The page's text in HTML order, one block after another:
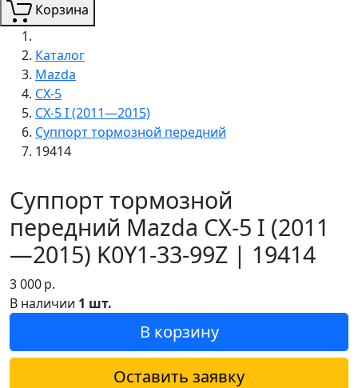
Корзина
Каталог
Mazda
CX-5
CX-5 I (2011—2015)
Суппорт тормозной передний
19414
Суппорт тормозной
передний Mazda CX-5 I (2011
—2015) K0Y1-33-99Z | 19414
3 000р.
В наличии 1 шт.
В корзину
Оставить заявку